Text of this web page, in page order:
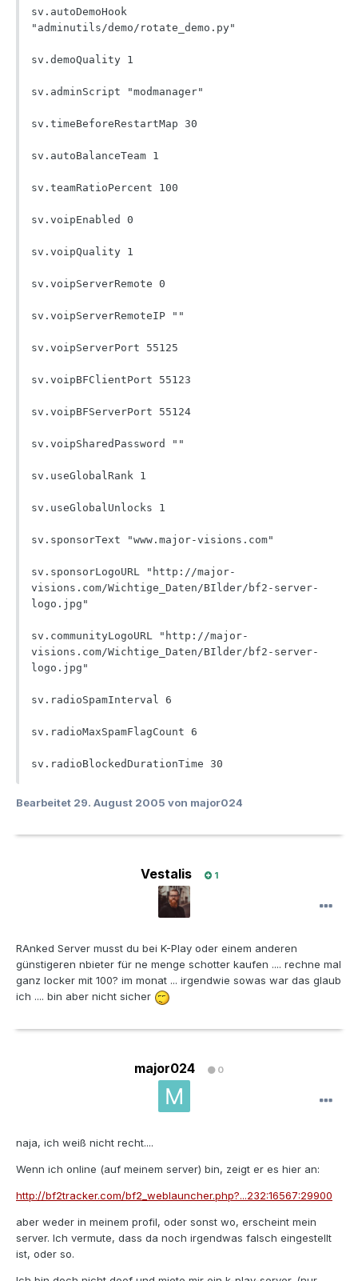
sv.autoDemoHook
"adminutils/demo/rotate_demo.py"
sv.demoQuality 1
sv.adminScript "modmanager"
sv.timeBeforeRestartMap 30
sv.autoBalanceTeam 1
sv.teamRatioPercent 100
sv.voipEnabled 0
sv.voipQuality 1
sv.voipServerRemote 0
sv.voipServerRemoteIP ""
sv.voipServerPort 55125
sv.voipBFClientPort 55123
sv.voipBFServerPort 55124
sv.voipSharedPassword ""
sv.useGlobalRank 1
sv.useGlobalUnlocks 1
sv.sponsorText "www.major-visions.com"
sv.sponsorLogoURL "http://major-
visions.com/Wichtige_Daten/BIlder/bf2-server-
logo.jpg"
sv.communityLogoURL "http://major-
visions.com/Wichtige_Daten/BIlder/bf2-server-
logo.jpg"
sv.radioSpamInterval 6
sv.radioMaxSpamFlagCount 6
sv.radioBlockedDurationTime 30
Bearbeitet 29. August 2005 von major024
Vestalis 1
RAnked Server musst du bei K-Play oder einem anderen
günstigeren nbieter für ne menge schotter kaufen .... rechne mal
ganz locker mit 100? im monat ... irgendwie sowas war das glaub
ich .... bin aber nicht sicher
major024 0
naja, ich weiß nicht recht....
Wenn ich online (auf meinem server) bin, zeigt er es hier an:
http://bf2tracker.com/bf2_weblauncher.php?...232:16567:29900
aber weder in meinem profil, oder sonst wo, erscheint mein
server. Ich vermute, dass da noch irgendwas falsch eingestellt
ist, oder so.